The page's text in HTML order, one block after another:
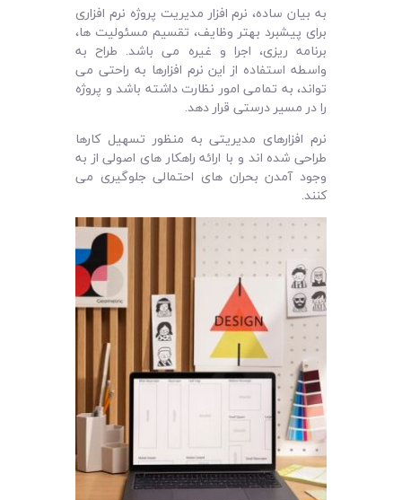
به بیان ساده، نرم افزار مدیریت پروژه نرم افزاری
برای پیشبرد بهتر وظایف، تقسیم مسئولیت ها،
برنامه ریزی، اجرا و غیره می باشد. طراح به
واسطه استفاده از این نرم افزارها به راحتی می
تواند، به تمامی امور نظارت داشته باشد و پروژه
را در مسیر درستی قرار دهد.
نرم افزارهای مدیریتی به منظور تسهیل کارها
طراحی شده اند و با ارائه راهکار های اصولی از به
وجود آمدن بحران های احتمالی جلوگیری می
کنند.